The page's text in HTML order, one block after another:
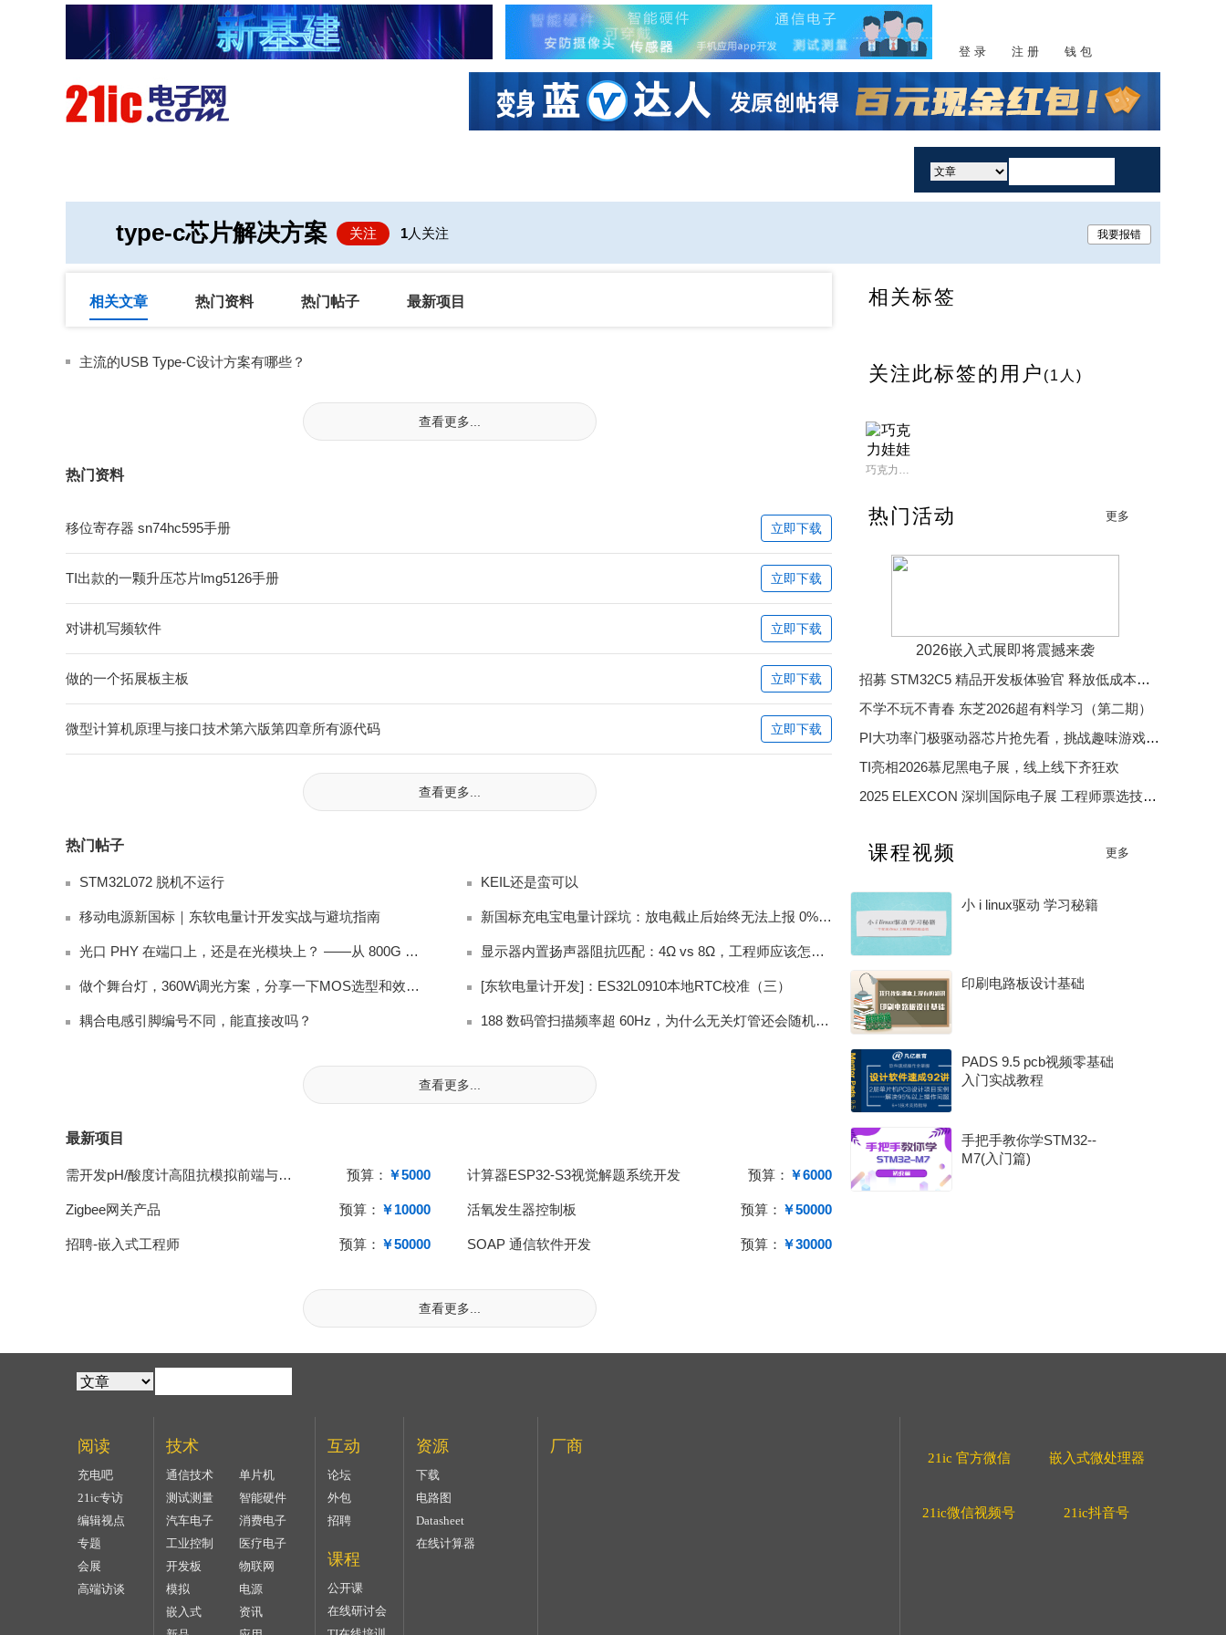
登 录 注 册 钱 包
type-c芯片解决方案 关注 1人关注 我要报错
相关文章 热门资料 热门帖子 最新项目
主流的USB Type-C设计方案有哪些？
查看更多...
热门资料
移位寄存器 sn74hc595手册 立即下载
TI出款的一颗升压芯片lmg5126手册 立即下载
对讲机写频软件 立即下载
做的一个拓展板主板 立即下载
微型计算机原理与接口技术第六版第四章所有源代码 立即下载
查看更多...
热门帖子
STM32L072 脱机不运行 KEIL还是蛮可以
移动电源新国标｜东软电量计开发实战与避坑指南 新国标充电宝电量计踩坑：放电截止后始终无法上报 0% 电量完整排查
光口 PHY 在端口上，还是在光模块上？ ——从 800G 架构讲起 显示器内置扬声器阻抗匹配：4Ω vs 8Ω，工程师应该怎么选？
做个舞台灯，360W调光方案，分享一下MOS选型和效率优化 [东软电量计开发]：ES32L0910本地RTC校准（三）
耦合电感引脚编号不同，能直接改吗？ 188 数码管扫描频率超 60Hz，为什么无关灯管还会随机乱闪？
查看更多...
最新项目
需开发pH/酸度计高阻抗模拟前端与单片机系统 预算： ￥5000 计算器ESP32-S3视觉解题系统开发 预算： ￥6000
Zigbee网关产品 预算： ￥10000 活氧发生器控制板 预算： ￥50000
招聘-嵌入式工程师 预算： ￥50000 SOAP 通信软件开发 预算： ￥30000
查看更多...
相关标签
关注此标签的用户 (1人)
热门活动 更多
2026嵌入式展即将震撼来袭
招募 STM32C5 精品开发板体验官 释放低成本、低功耗、高效率开发魅力
不学不玩不青春 东芝2026超有料学习（第二期）
PI大功率门极驱动器芯片抢先看，挑战趣味游戏赢精美好礼
TI亮相2026慕尼黑电子展，线上线下齐狂欢
2025 ELEXCON 深圳国际电子展 工程师票选技术大奖
2025 年度电子产业卓越奖
课程视频 更多
小 i linux驱动 学习秘籍
印刷电路板设计基础
PADS 9.5 pcb视频零基础
入门实战教程
手把手教你学STM32--
M7(入门篇)
阅读
充电吧
21ic专访
编辑视点
专题
会展
高端访谈
技术
通信技术
单片机
测试测量
智能硬件
汽车电子
消费电子
工业控制
医疗电子
开发板
物联网
模拟
电源
嵌入式
资讯
互动
论坛
外包
招聘
课程
公开课
在线研讨会
资源
下载
电路图
Datasheet
在线计算器
厂商
21ic 官方微信 嵌入式微处理器
21ic微信视频号 21ic抖音号